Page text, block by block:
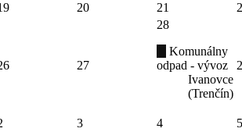
20 21
27
28
Komunálny
odpad - vývoz
Ivanovce
(Trenčín)
3 4
5